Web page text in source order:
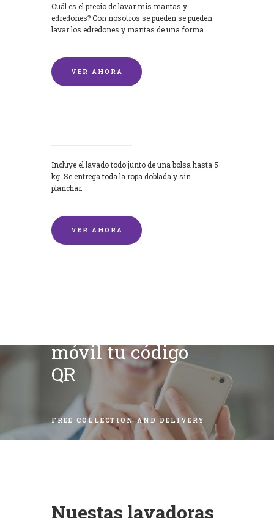
Cuál es el precio de lavar mis mantas y
edredones? Con nosotros se pueden se pueden
lavar los edredones y mantas de una forma
VER AHORA
Incluye el lavado todo junto de una bolsa hasta 5
kg. Se entrega toda la ropa doblada y sin
planchar.
VER AHORA
móvil tu código
QR
FREE COLLECTION AND DELIVERY
Nuestas lavadoras